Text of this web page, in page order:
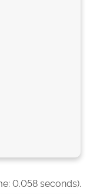
0.058 seconds).